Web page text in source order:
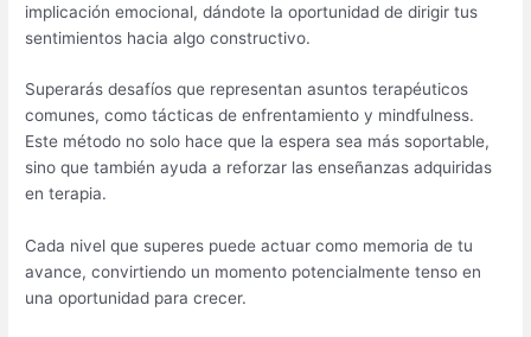
implicación emocional, dándote la oportunidad de dirigir tus
sentimientos hacia algo constructivo.
Superarás desafíos que representan asuntos terapéuticos
comunes, como tácticas de enfrentamiento y mindfulness.
Este método no solo hace que la espera sea más soportable,
sino que también ayuda a reforzar las enseñanzas adquiridas
en terapia.
Cada nivel que superes puede actuar como memoria de tu
avance, convirtiendo un momento potencialmente tenso en
una oportunidad para crecer.